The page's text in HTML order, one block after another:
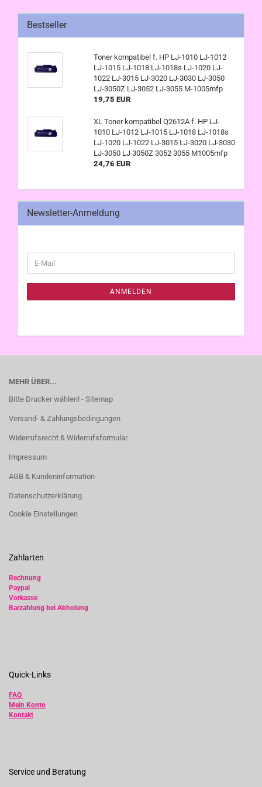
Bestseller
Toner kompatibel f. HP LJ-1010 LJ-1012
LJ-1015 LJ-1018 LJ-1018s LJ-1020 LJ-
1022 LJ-3015 LJ-3020 LJ-3030 LJ-3050
LJ-3050Z LJ-3052 LJ-3055 M-1005mfp
19,75 EUR
XL Toner kompatibel Q2612A f. HP LJ-
1010 LJ-1012 LJ-1015 LJ-1018 LJ-1018s
LJ-1020 LJ-1022 LJ-3015 LJ-3020 LJ-3030
LJ-3050 LJ 3050Z 3052 3055 M1005mfp
24,76 EUR
Newsletter-Anmeldung
ZUR
E-
Mail
ANMELDEN
MEHR ÜBER...
Bitte Drucker wählen! - Sitemap
Versand- & Zahlungsbedingungen
Widerrufsrecht & Widerrufsformular
Impressum
AGB & Kundeninformation
Datenschutzerklärung
Cookie Einstellungen
Zahlarten
Rechnung
Paypal
Vorkasse
Barzahlung bei Abholung
Quick-Links
FAQ
Mein Konto
Kontakt
Service und Beratung